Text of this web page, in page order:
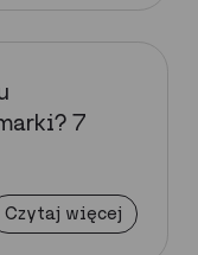
7
Czytaj więcej